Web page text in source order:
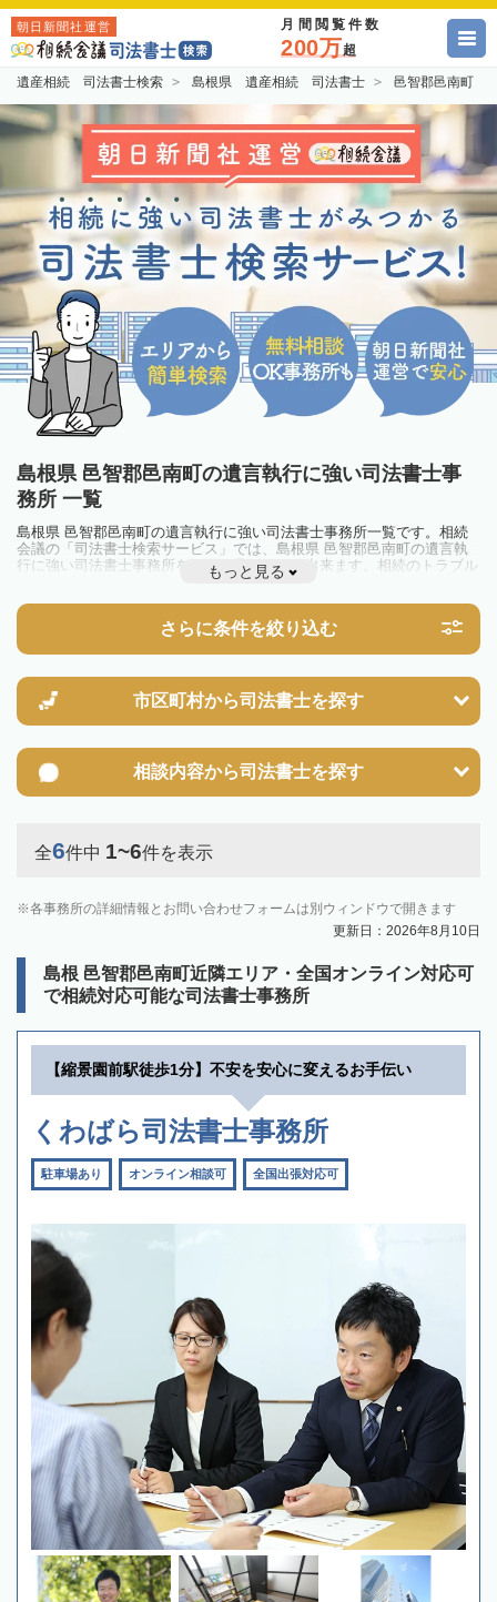
朝日新聞社運営 月間閲覧件数
200万超
遺産相続 司法書士検索 島根県 遺産相続 司法書士 邑智郡邑南町
島根県 邑智郡邑南町の遺言執行に強い司法書士事
務所 一覧
島根県 邑智郡邑南町の遺言執行に強い司法書士事務所一覧です。相続
会議の「司法書士検索サービス」では、島根県 邑智郡邑南町の遺言執
行に強い司法書士事務所を一覧で見ることが出来ます。相続のトラブル
やお悩みを抱えている方は一度近隣の司法書士に相談してみましょう。
もっと見る
さらに条件を絞り込む
市区町村から司法書士を探す
相談内容から司法書士を探す
全6件中 1~6件を表示
各事務所の詳細情報とお問い合わせフォームは別ウィンドウで開きます
更新日：2026年8月10日
島根 邑智郡邑南町近隣エリア・全国オンライン対応可
で相続対応可能な司法書士事務所
【縮景園前駅徒歩1分】不安を安心に変えるお手伝い
くわばら司法書士事務所
駐車場あり オンライン相談可 全国出張対応可